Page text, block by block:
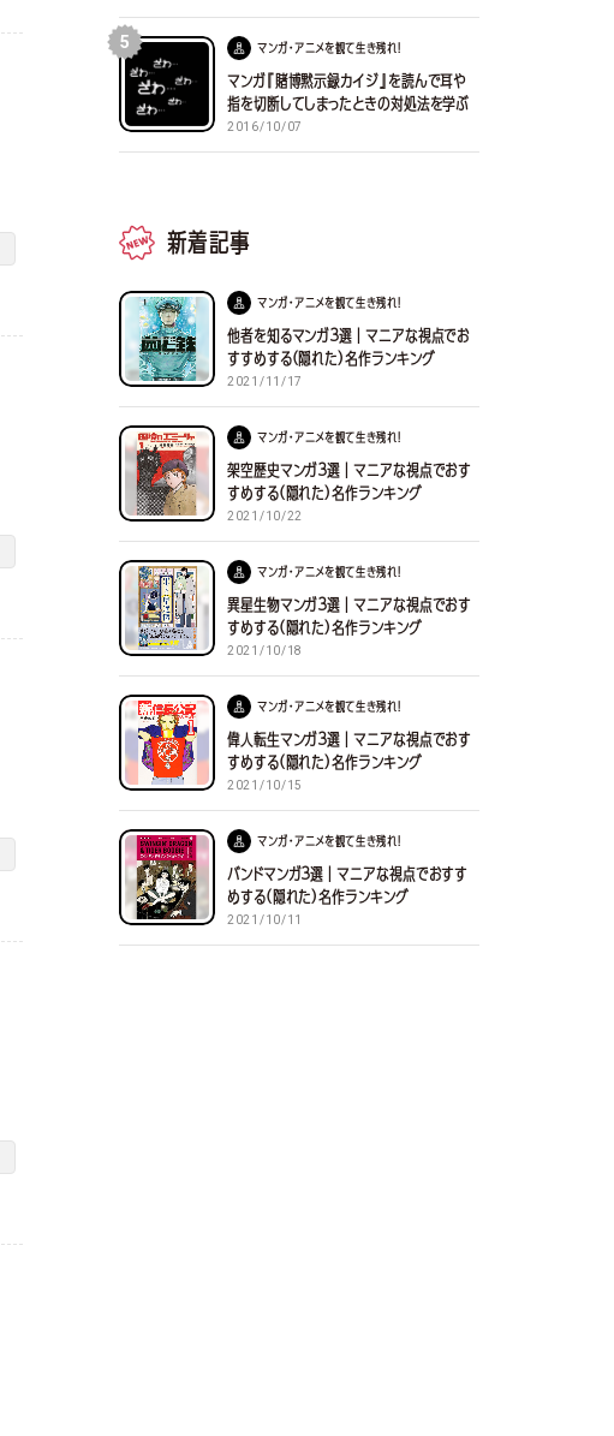
5 マンガ・アニメを観て生き残れ！
マンガ『賭博黙示録カイジ』を読んで耳や
指を切断してしまったときの対処法を学ぶ
2016/10/07
新着記事
マンガ・アニメを観て生き残れ！
他者を知るマンガ３選｜マニアな視点でお
すすめする(隠れた)名作ランキング
2021/11/17
マンガ・アニメを観て生き残れ！
架空歴史マンガ３選｜マニアな視点でおす
すめする(隠れた)名作ランキング
2021/10/22
マンガ・アニメを観て生き残れ！
異星生物マンガ３選｜マニアな視点でおす
すめする(隠れた)名作ランキング
2021/10/18
マンガ・アニメを観て生き残れ！
偉人転生マンガ３選｜マニアな視点でおす
すめする(隠れた)名作ランキング
2021/10/15
マンガ・アニメを観て生き残れ！
バンドマンガ３選｜マニアな視点でおすす
めする(隠れた)名作ランキング
2021/10/11